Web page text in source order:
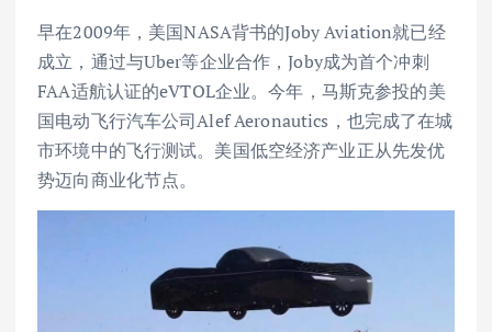
早在2009年，美国NASA背书的Joby Aviation就已经
成立，通过与Uber等企业合作，Joby成为首个冲刺
FAA适航认证的eVTOL企业。今年，马斯克参投的美
国电动飞行汽车公司Alef Aeronautics，也完成了在城
市环境中的飞行测试。美国低空经济产业正从先发优
势迈向商业化节点。